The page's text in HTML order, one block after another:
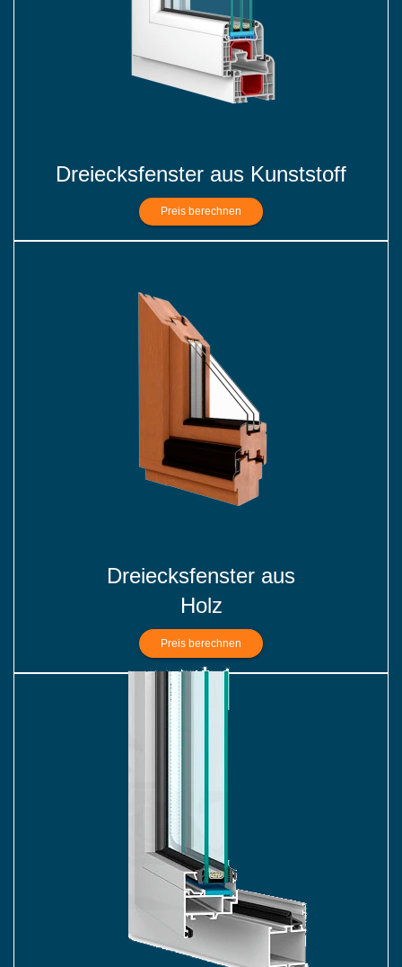
Dreiecksfenster aus Kunststoff
Preis berechnen
Dreiecksfenster aus
Holz
Preis berechnen